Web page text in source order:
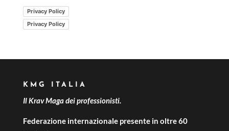
Privacy Policy
Privacy Policy
KMG ITALIA
Il Krav Maga dei professionisti.
Federazione internazionale presente in oltre 60